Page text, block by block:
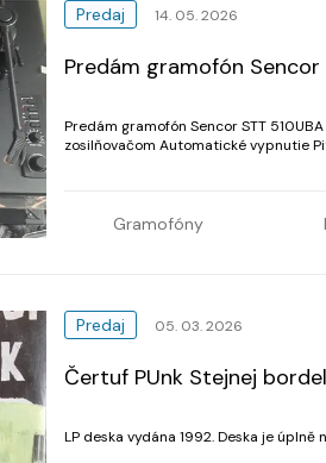
Predaj 14. 05. 2026
Predám gramofón Sencor
Predám gramofón Sencor STT
zosilňovačom Automatické vypnutie
Gramofóny
Predaj 05. 03. 2026
Čertuf PUnk Stejnej bordel
LP deska vydána 1992. Deska je úplně